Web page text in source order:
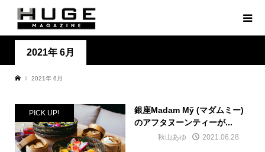
2021年 6月
2021年 6月
PICK UP!
銀座Madam Mỹ (マダムミー)
のアフタヌーンティーが...
秋山あゆ 2021.06.28